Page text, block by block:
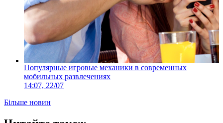
Популярные игровые механики в современных
мобильных развлечениях
14:07, 22/07
Більше новин